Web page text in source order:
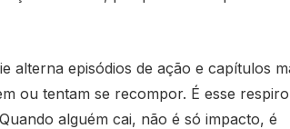
alterna episódios de ação e capítulos
ou tentam se recompor. É esse respiro
alguém cai, não é só impacto, é